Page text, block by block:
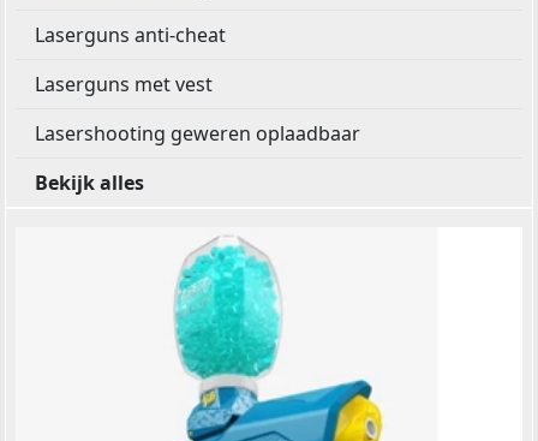
Laserguns anti-cheat
Laserguns met vest
Lasershooting geweren oplaadbaar
Bekijk alles